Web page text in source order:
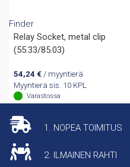
Finder
Relay Socket, metal clip
(55.33/85.03)
54,24 €/ myyntierä
Myyntierä sis. 10 KPL
Varastossa
1. NOPEA TOIMITUS
2. ILMAINEN RAHTI